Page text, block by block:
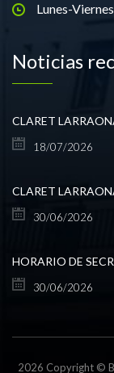
Lunes-
Noticias
18/07/2026
30/06/2026
HORARIO DE
30/06/2026
2026 Copyright ©